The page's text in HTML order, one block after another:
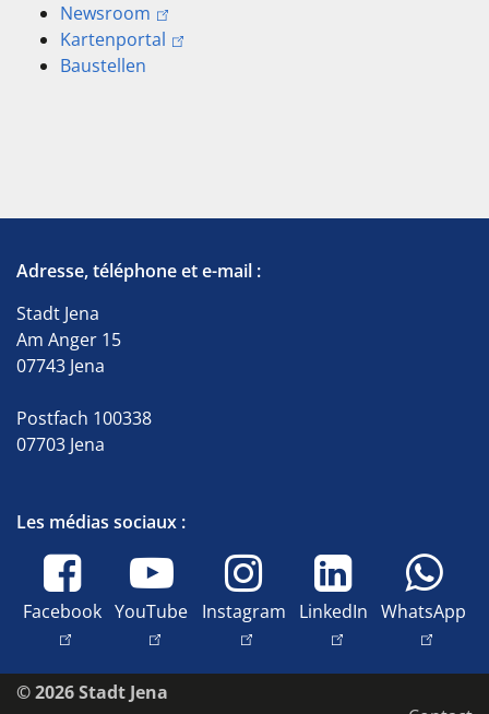
Newsroom
Kartenportal
Baustellen
Adresse, téléphone et e-mail :
Stadt Jena
Am Anger 15
07743 Jena
Postfach 100338
07703 Jena
Les médias sociaux :
Facebook YouTube Instagram LinkedIn WhatsApp
© 2026 Stadt Jena